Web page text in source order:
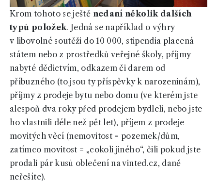
Krom tohoto se ještě nedaní několik dalších
typů položek. Jedná se například o výhry
v libovolné soutěži do 10 000, stipendia placená
státem nebo z prostředků veřejné školy, příjmy
nabyté dědictvím, odkazem či darem od
příbuzného (to jsou ty příspěvky k narozeninám),
příjmy z prodeje bytu nebo domu (ve kterém jste
alespoň dva roky před prodejem bydleli, nebo jste
ho vlastnili déle než pět let), příjem z prodeje
movitých věcí (nemovitost = pozemek/dům,
zatímco movitost = „cokoli jiného“, čili pokud jste
prodali pár kusů oblečení na vinted.cz, daně
neřešíte).